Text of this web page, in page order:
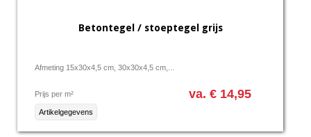
Betontegel / stoeptegel grijs
Afmeting 15x30x4,5 cm, 30x30x4,5 cm,...
Prijs per m² va. € 14,95
Artikelgegevens